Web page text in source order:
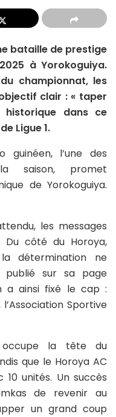
bataille de prestige
à Yorokoguiya.
championnat, les
clair : « taper
dans ce
Ligue 1.
guinéen, l’une des
saison, promet
de Yorokoguiya.
les messages
Du côté du Horoya,
détermination ne
publié sur sa page
a ainsi fixé le cap :
Sportive
occupe la tête du
que le Horoya AC
unités. Un succès
de revenir au
un grand coup